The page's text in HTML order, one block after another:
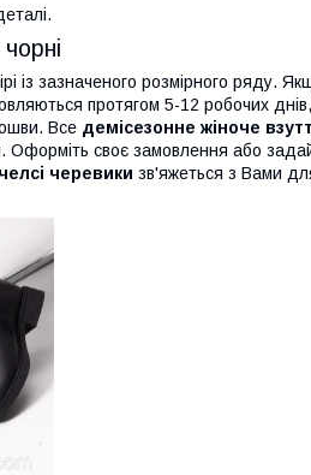
із зазначеного розмірного ряду.
протягом 5-12 робочих
Все демісезонне жіноче
Оформіть своє замовлення або
челсі черевики зв'яжеться з Вами